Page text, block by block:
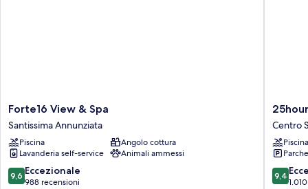
Forte16
View
&
Spa
Santissima
Annunziata
Forte16 View & Spa
Santissima Annunziata
Piscina
Angolo cottura
Lavanderia self-service
Animali ammessi
9.6
su
9,6 Eccezionale
988 recensioni
25hours
Hotel
Florence
Piazza
San
Paolino
Centro
Centro
Piscina
9.4
su
9,4